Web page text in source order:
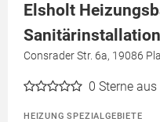
Elsholt
Consrader Str. 6a, 19086
0 Sterne
HEIZUNG SPEZIALGEBIETE